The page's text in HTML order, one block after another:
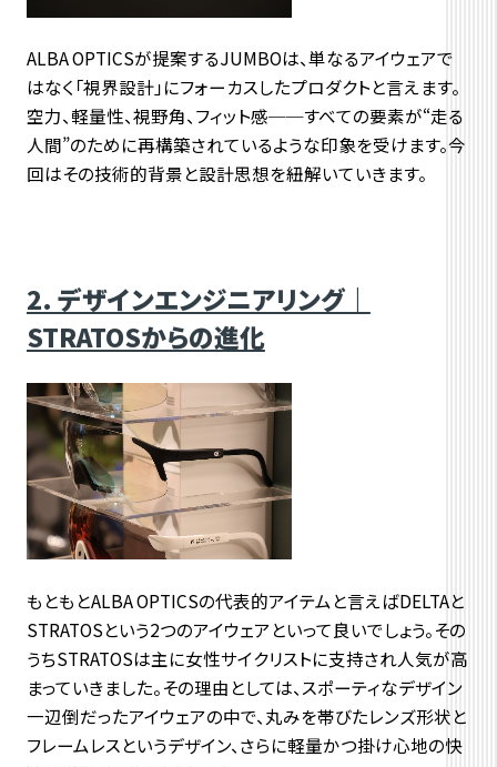
ALBA OPTICSが提案するJUMBOは、単なるアイウェアで
はなく「視界設計」にフォーカスしたプロダクトと言えます。
空力、軽量性、視野角、フィット感──すべての要素が“走る
人間”のために再構築されているような印象を受けます。今
回はその技術的背景と設計思想を紐解いていきます。
2. デザインエンジニアリング｜
STRATOSからの進化
もともとALBA OPTICSの代表的アイテムと言えばDELTAと
STRATOSという2つのアイウェアといって良いでしょう。その
うちSTRATOSは主に女性サイクリストに支持され人気が高
まっていきました。その理由としては、スポーティなデザイン
一辺倒だったアイウェアの中で、丸みを帯びたレンズ形状と
フレームレスというデザイン、さらに軽量かつ掛け心地の快